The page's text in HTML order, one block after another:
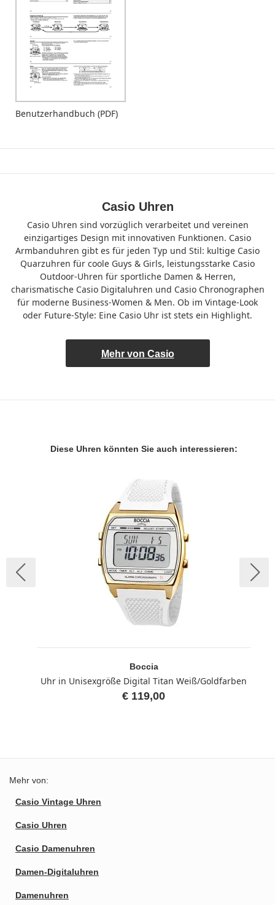
Benutzerhandbuch (PDF)
Casio Uhren
Casio Uhren sind vorzüglich verarbeitet und vereinen
einzigartiges Design mit innovativen Funktionen. Casio
Armbanduhren gibt es für jeden Typ und Stil: kultige Casio
Quarzuhren für coole Guys & Girls, leistungsstarke Casio
Outdoor-Uhren für sportliche Damen & Herren,
charismatische Casio Digitaluhren und Casio Chronographen
für moderne Business-Women & Men. Ob im Vintage-Look
oder Future-Style: Eine Casio Uhr ist stets ein Highlight.
Mehr von Casio
Diese Uhren könnten Sie auch interessieren:
Boccia
Uhr in Unisexgröße Digital Titan Weiß/Goldfarben
€ 119,00
Mehr von:
Casio Vintage Uhren
Casio Uhren
Casio Damenuhren
Damen-Digitaluhren
Damenuhren